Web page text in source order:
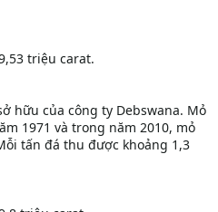
triệu carat.
hữu của công ty Debswana. Mỏ
1971 và trong năm 2010, mỏ
tấn đá thu được khoảng 1,3